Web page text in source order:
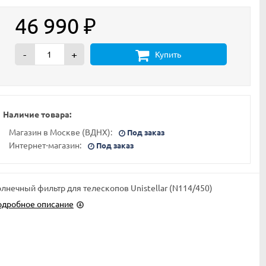
46 990 ₽
- + Купить
Наличие товара:
Магазин в Москве (ВДНХ):
Под заказ
Интернет-магазин: Под заказ
фильтр для телескопов Unistellar (N114/450)
описание